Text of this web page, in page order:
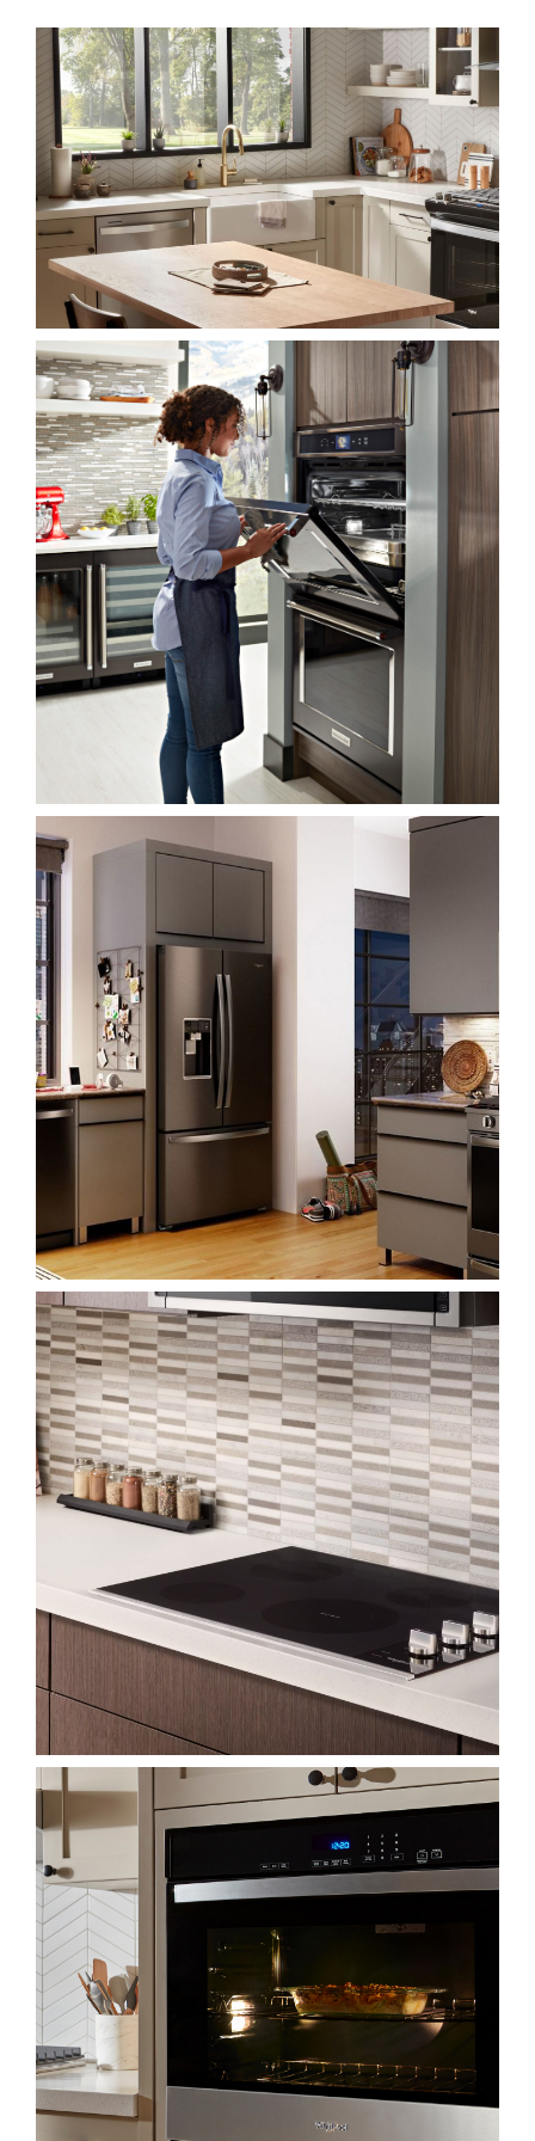
Spavaće sobe
Ormari
Kupatila
DODATCI
VANJSKI
UREDSKI
HOTELSKI